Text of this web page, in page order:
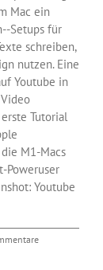
Mac ein
Setups für
schreiben,
nutzen. Eine
Youtube in
Tutorial
M1-Macs
Poweruser
Youtube